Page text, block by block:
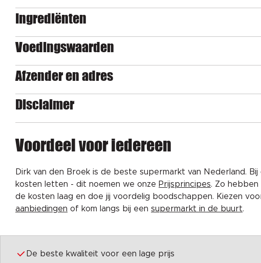
Ingrediënten
Voedingswaarden
Afzender en adres
Disclaimer
Voordeel voor iedereen
Dirk van den Broek is de beste supermarkt van Nederland.
kosten letten - dit noemen we onze Prijsprincipes. Zo
de kosten laag en doe jij voordelig boodschappen. Kiezen
aanbiedingen of kom langs bij een supermarkt in de buurt.
De beste kwaliteit voor een lage prijs